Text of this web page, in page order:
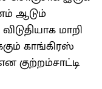
ஆடும்
மாறி​
காங்​கிரஸ்
குற்​றம்​சாட்​டி​